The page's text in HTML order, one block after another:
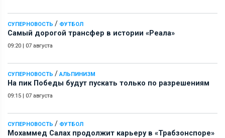
СУПЕРНОВОСТЬ / ФУТБОЛ
Самый дорогой трансфер в истории «Реала»
09:20 | 07 августа
СУПЕРНОВОСТЬ / АЛЬПИНИЗМ
На пик Победы будут пускать только по разрешениям
09:15 | 07 августа
СУПЕРНОВОСТЬ / ФУТБОЛ
Мохаммед Салах продолжит карьеру в «Трабзонспоре»